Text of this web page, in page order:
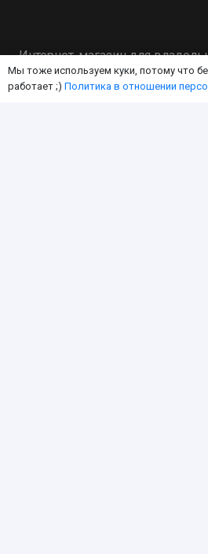
Интернет-магазин для
«RM»
Мы тоже используем куки, потому что
работает ;) Политика в отношении